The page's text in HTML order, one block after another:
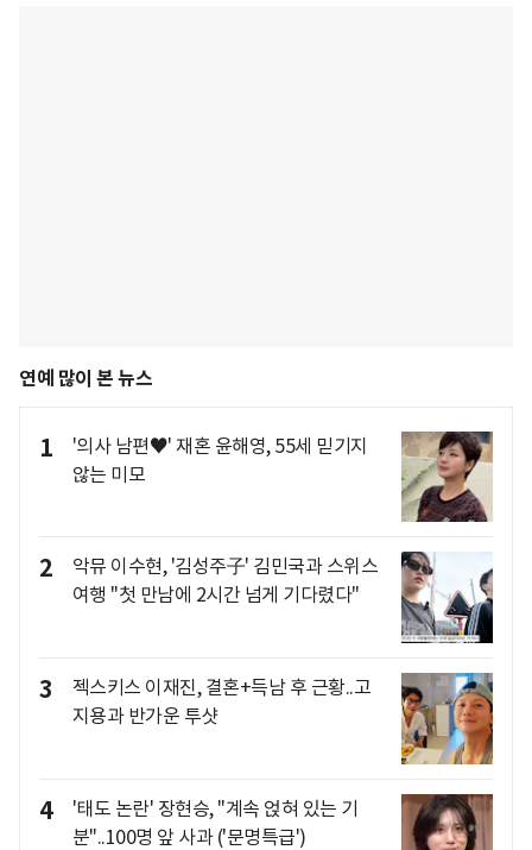
연예 많이 본 뉴스
1
'의사 남편♥' 재혼 윤해영, 55세 믿기지
않는 미모
2
악뮤 이수현, '김성주子' 김민국과 스위스
여행 "첫 만남에 2시간 넘게 기다렸다"
3
젝스키스 이재진, 결혼+득남 후 근황..고
지용과 반가운 투샷
4
'태도 논란' 장현승, "계속 얹혀 있는 기
분"..100명 앞 사과 ('문명특급')